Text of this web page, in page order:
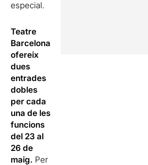
especial.
Teatre
Barcelona
ofereix
dues
entrades
dobles
per cada
una de les
funcions
del 23 al
26 de
maig. Per